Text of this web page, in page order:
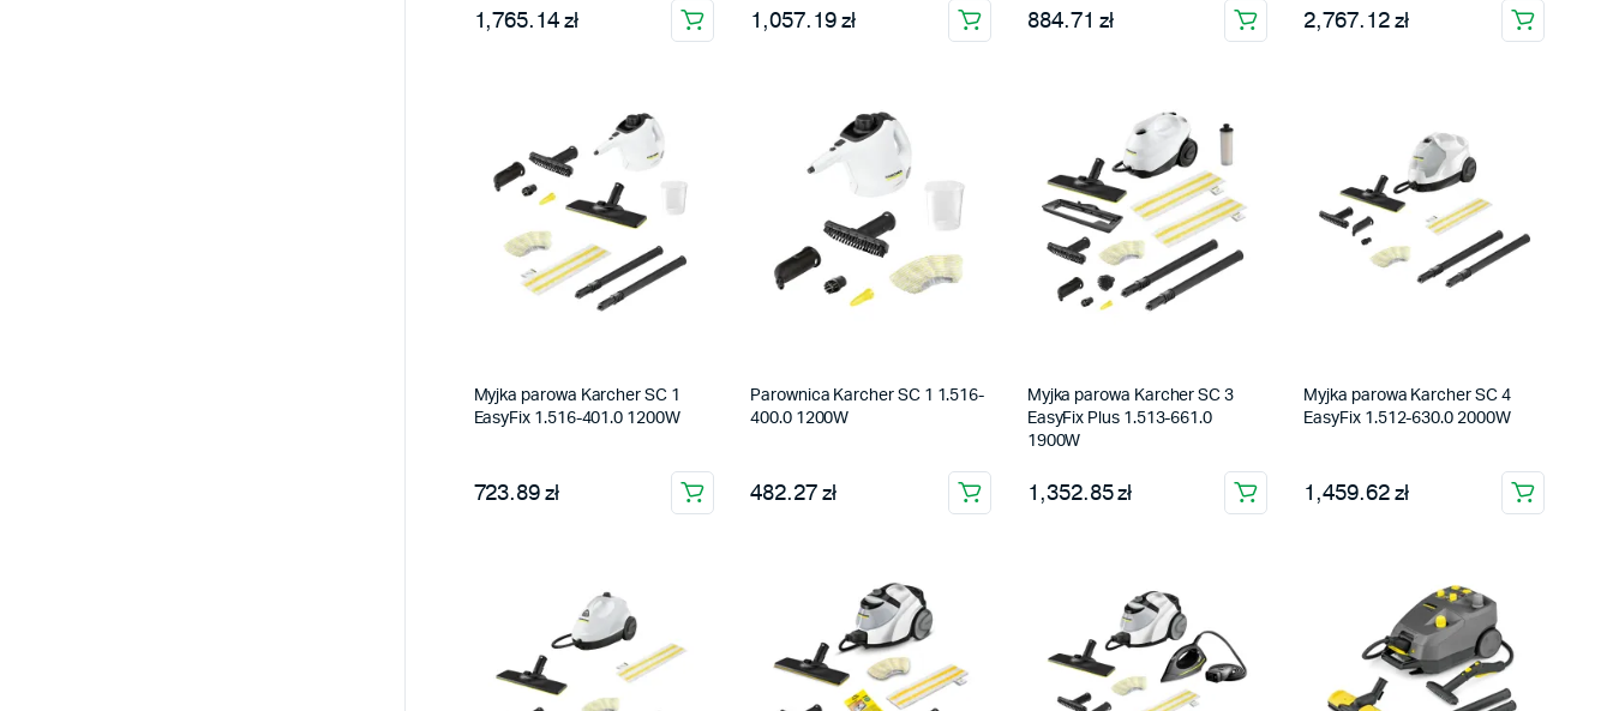
1,765.14 zł 1,057.19 zł 884.71 zł 2,767.12 zł
Myjka parowa Karcher SC 1
EasyFix 1.516-401.0 1200W
723.89 zł
Parownica Karcher SC 1 1.516-
400.0 1200W
482.27 zł
Myjka parowa Karcher SC 3
EasyFix Plus 1.513-661.0
1900W
1,352.85 zł
Myjka parowa Karcher SC 4
EasyFix 1.512-630.0 2000W
1,459.62 zł